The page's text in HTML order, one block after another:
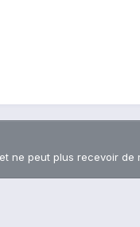
ne peut plus recevoir de